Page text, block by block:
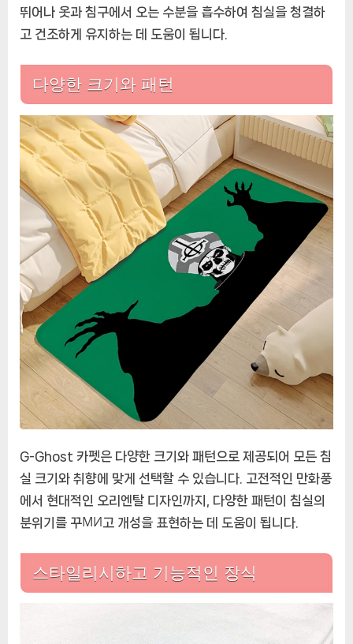
뛰어나 옷과 침구에서 오는 수분을 흡수하여 침실을 청결하
고 건조하게 유지하는 데 도움이 됩니다.
다양한 크기와 패턴
G-Ghost 카펫은 다양한 크기와 패턴으로 제공되어 모든 침
실 크기와 취향에 맞게 선택할 수 있습니다. 고전적인 만화풍
에서 현대적인 오리엔탈 디자인까지, 다양한 패턴이 침실의
분위기를 꾸МИ고 개성을 표현하는 데 도움이 됩니다.
스타일리시하고 기능적인 장식